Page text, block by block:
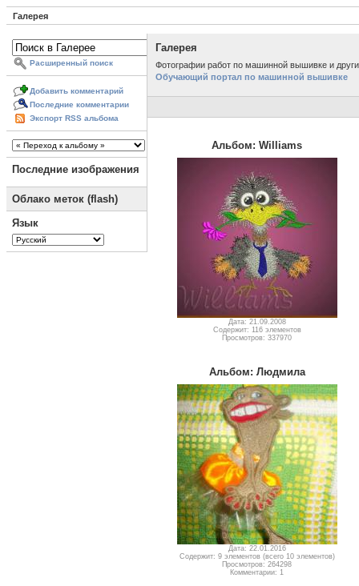
Галерея
Расширенный поиск
Добавить комментарий
Последние комментарии
Экспорт RSS альбома
Последние изображения
Облако меток (flash)
Язык
Галерея
Фотографии работ по машинной вышивке и
Обучающий портал по машинной вышивке
Альбом: Williams
Дата: 21.09.2008
Содержит: 116 элементов
Просмотров: 337970
Альбом: Людмила
Дата: 22.01.2016
Содержит: 9 элементов (всего 10 элементов)
Просмотров: 264298
Комментарии: 1